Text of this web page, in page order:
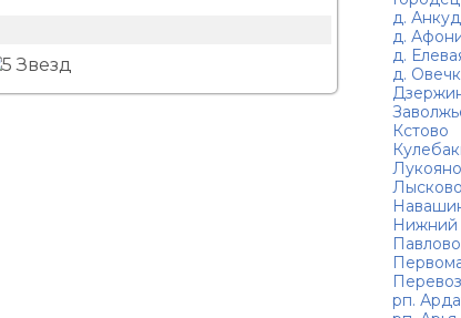
д.
д.
д.
д.
Кстово
Лысково
Нижний
Павлово
Перевоз
рп.